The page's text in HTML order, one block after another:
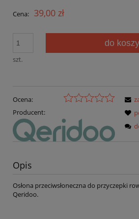
Cena: 39,00 zł
szt.
do
Ocena:
Producent:
Opis
Osłona przeciwsłoneczna do przyczepki
Qeridoo.